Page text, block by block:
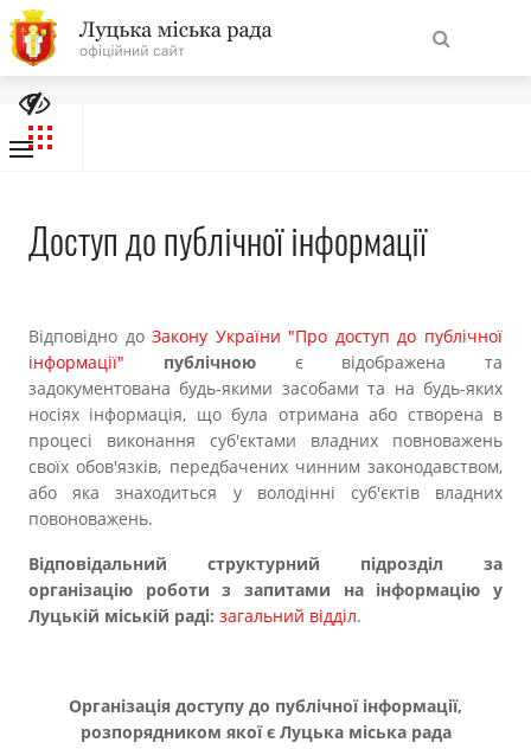
На
головну
сайту
Про місто
Міська рада
Бюджет
Публічна інформація
Прозорість влади
Документи
Подати запит
Порядок роботи із запитами на інформацію
Звіти про надходження запитів
Система обліку публічної інформації
Доступ до публічної інформації
Відповідно доЗакону України "Про доступ до публічної
інформації"
публічноює відображена та
задокументована будь-якими засобами та на будь-яких
носіях інформація, що була отримана або створена в
процесі виконання суб'єктами владних повноважень
своїх обов'язків, передбачених чинним законодавством,
або яка знаходиться у володінні суб'єктів владних
повоноважень.
Відповідальний структурний підрозділ за
організацію роботи з запитами на інформацію у
Луцькій міській раді: загальний відділ.
Організація доступу до публічної інформації,
розпорядником якої є Луцька міська рада